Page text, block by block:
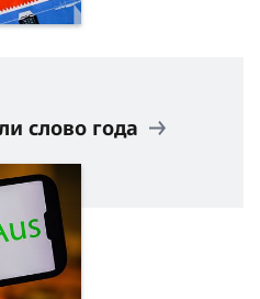
слово года